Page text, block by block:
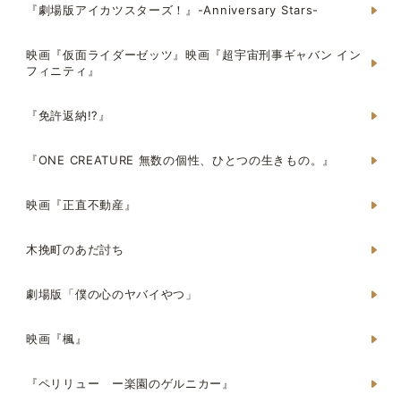
『劇場版アイカツスターズ！』-Anniversary Stars-
映画『仮面ライダーゼッツ』映画『超宇宙刑事ギャバン イン
フィニティ』
『免許返納!?』
『ONE CREATURE 無数の個性、ひとつの生きもの。』
映画『正直不動産』
木挽町のあだ討ち
劇場版「僕の心のヤバイやつ」
映画『楓』
『ペリリュー ー楽園のゲルニカー』